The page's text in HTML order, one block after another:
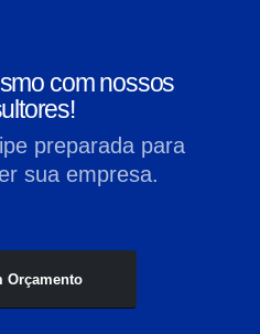
com nossos
preparada para
sua empresa.
Orçamento